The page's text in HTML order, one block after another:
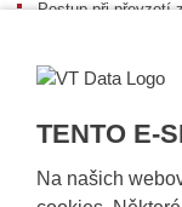
TENTO E-
Na našich
Postup při převzetí
Obecné informace